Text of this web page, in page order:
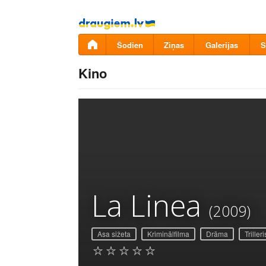
Pāriet
uz
saturu
Šodien Ziņas Galerijas
Kino
La Linea (2009)
Asa sižeta Kriminālfilma Drāma